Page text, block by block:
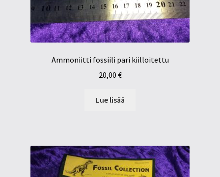
Ammoniitti fossiili pari kiilloitettu
20,00 €
Lue lisää